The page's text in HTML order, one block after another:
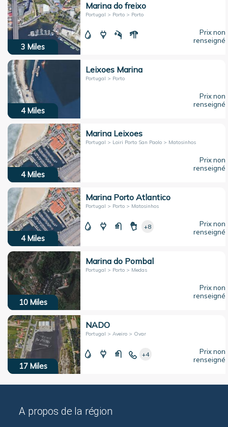
3 Miles
Marina do freixo
Portugal > Porto > Porto
Prix non
renseigné
4 Miles
Leixoes Marina
Portugal > Porto
Prix non
renseigné
4 Miles
Marina Leixoes
Portugal > Loiri Porto San Paolo > Matosinhos
Prix non
renseigné
4 Miles
Marina Porto Atlantico
Portugal > Porto > Matosinhos
+8
Prix non
renseigné
10 Miles
Marina do Pombal
Portugal > Porto > Medas
Prix non
renseigné
17 Miles
NADO
Portugal > Aveiro > Ovar
+4
Prix non
renseigné
A propos de la région